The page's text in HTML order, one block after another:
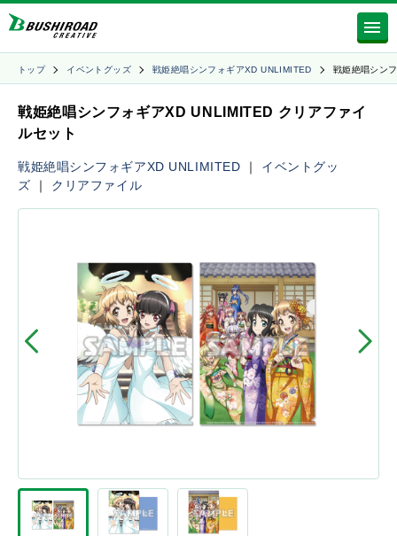
トップ イベントグッズ 戦姫絶唱シンフォギアXD UNLIMITED 戦姫絶唱シン
戦姫絶唱シンフォギアXD UNLIMITED クリアファイ
ルセット
戦姫絶唱シンフォギアXD UNLIMITED ｜ イベントグッ
ズ ｜ クリアファイル